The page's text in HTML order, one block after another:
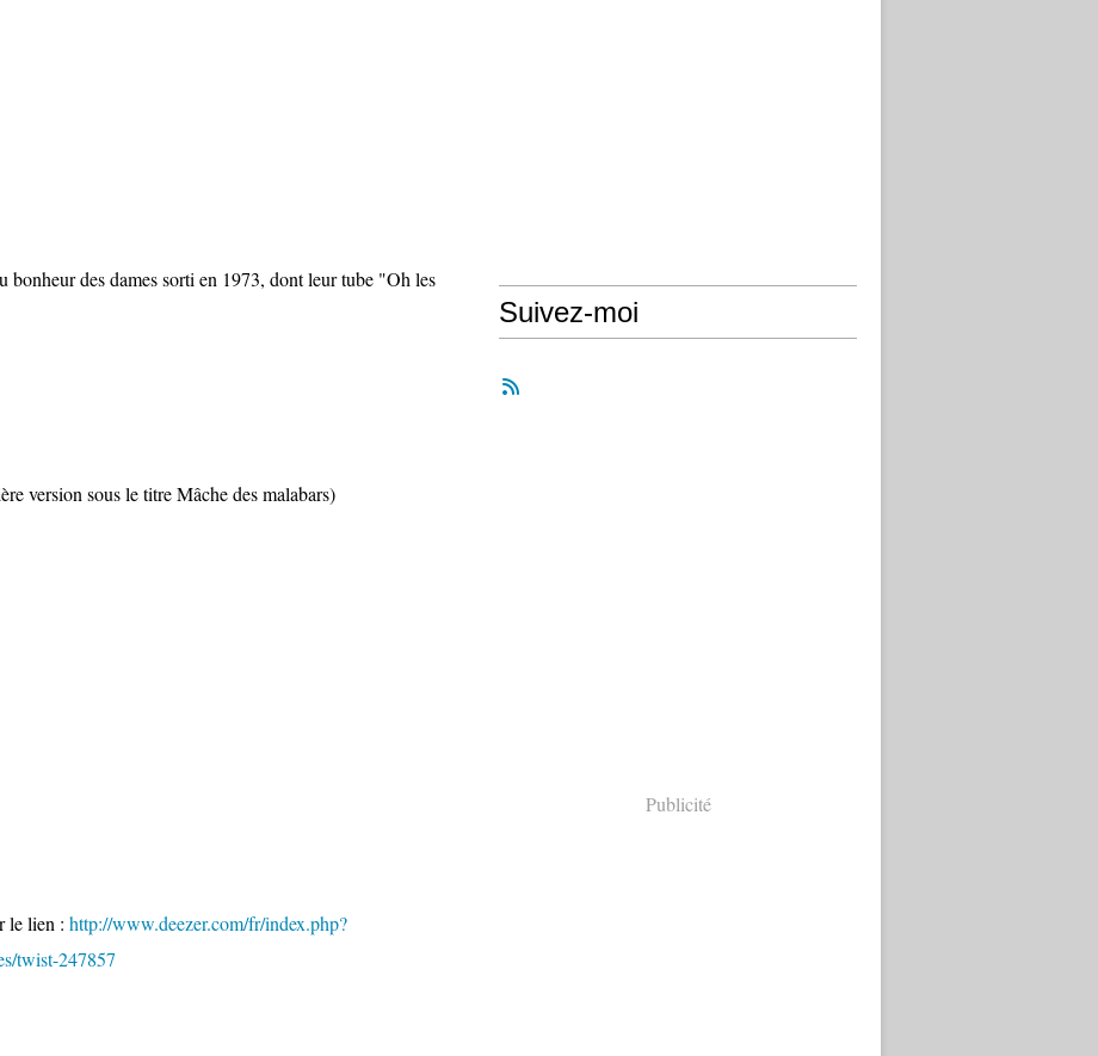
bonheur des dames sorti en 1973, dont leur tube "Oh les
version sous le titre Mâche des malabars)
le lien : http://www.deezer.com/fr/index.php?
twist-247857
Suivez-moi
Publicité